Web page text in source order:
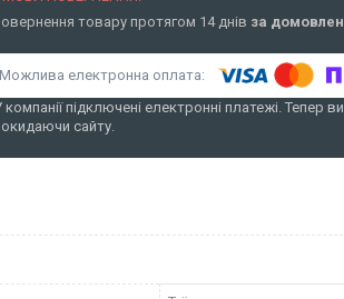
товару протягом 14 днів за
компанії підключені електронні платежі. Тепер
сайту.